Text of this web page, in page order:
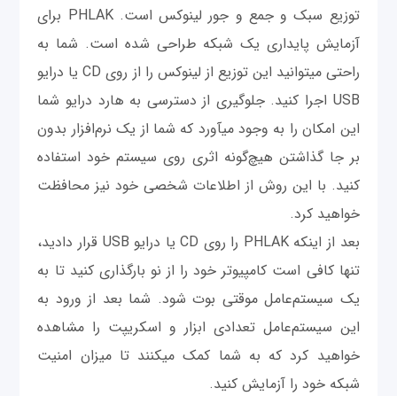
توزیع سبک و جمع و جور لینوکس است. PHLAK برای
آزمایش پایداری یک شبکه طراحی شده است. شما به
راحتی می‎توانید این توزیع از لینوکس را از روی CD یا درایو
USB اجرا کنید. جلوگیری از دسترسی به هارد درايو شما
اين امکان را به وجود می‎آورد که شما از یک نرم‌افزار بدون
بر جا گذاشتن هیچ‌گونه اثری روی سیستم خود استفاده
کنید. با این روش از اطلاعات شخصی خود نیز محافظت
خواهید کرد.
بعد از اینکه PHLAK را روی CD یا درایو USB قرار دادید،
تنها کافی است کامپیوتر خود را از نو بارگذاری کنید تا به
یک سیستم‌عامل موقتی بوت شود. شما بعد از ورود به
این سیستم‌عامل تعدادی ابزار و اسکریپت را مشاهده
خواهید کرد که به شما کمک می‎کنند تا میزان امنیت
شبکه خود را آزمایش کنید.